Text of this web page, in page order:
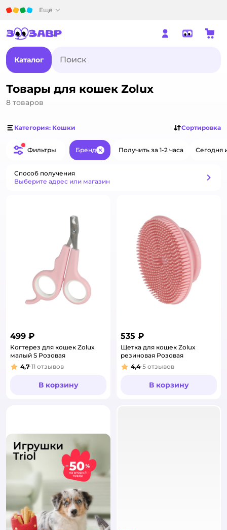
Ещё
Каталог
Товары для кошек Zolux
8 товаров
Категория: Кошки Сортировка
Фильтры Бренд ЗакрытьПолучить за 1-2 часа Сегодня
Способ получения
Выберите адрес или магазин
499 ₽
Когтерез для кошек Zolux
малый S Розовая
Рейтинг:
4,7 11 отзывов
В корзину
535 ₽
Щетка для кошек Zolux
резиновая Розовая
Рейтинг:
4,4 5 отзывов
В корзину